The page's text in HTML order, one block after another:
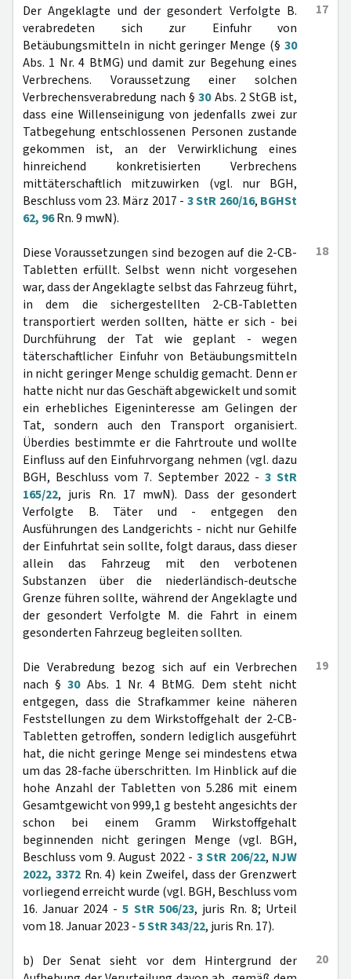
17
Der Angeklagte und der gesondert Verfolgte B.
verabredeten sich zur Einfuhr von
Betäubungsmitteln in nicht geringer Menge (§ 30
Abs. 1 Nr. 4 BtMG) und damit zur Begehung eines
Verbrechens. Voraussetzung einer solchen
Verbrechensverabredung nach §30Abs. 2 StGB ist,
dass eine Willenseinigung von jedenfalls zwei zur
Tatbegehung entschlossenen Personen zustande
gekommen ist, an der Verwirklichung eines
hinreichend konkretisierten Verbrechens
mittäterschaftlich mitzuwirken (vgl. nur BGH,
Beschluss vom 23. März 2017 - 3 StR 260/16, BGHSt
62, 96Rn. 9 mwN).
18
Diese Voraussetzungen sind bezogen auf die 2-CB-
Tabletten erfüllt. Selbst wenn nicht vorgesehen
war, dass der Angeklagte selbst das Fahrzeug führt,
in dem die sichergestellten 2-CB-Tabletten
transportiert werden sollten, hätte er sich - bei
Durchführung der Tat wie geplant - wegen
täterschaftlicher Einfuhr von Betäubungsmitteln
in nicht geringer Menge schuldig gemacht. Denn er
hatte nicht nur das Geschäft abgewickelt und somit
ein erhebliches Eigeninteresse am Gelingen der
Tat, sondern auch den Transport organisiert.
Überdies bestimmte er die Fahrtroute und wollte
Einfluss auf den Einfuhrvorgang nehmen (vgl. dazu
BGH, Beschluss vom 7. September 2022 - 3 StR
165/22, juris Rn. 17 mwN). Dass der gesondert
Verfolgte B. Täter und - entgegen den
Ausführungen des Landgerichts - nicht nur Gehilfe
der Einfuhrtat sein sollte, folgt daraus, dass dieser
allein das Fahrzeug mit den verbotenen
Substanzen über die niederländisch-deutsche
Grenze führen sollte, während der Angeklagte und
der gesondert Verfolgte M. die Fahrt in einem
gesonderten Fahrzeug begleiten sollten.
19
Die Verabredung bezog sich auf ein Verbrechen
nach §30Abs. 1 Nr. 4 BtMG. Dem steht nicht
entgegen, dass die Strafkammer keine näheren
Feststellungen zu dem Wirkstoffgehalt der 2-CB-
Tabletten getroffen, sondern lediglich ausgeführt
hat, die nicht geringe Menge sei mindestens etwa
um das 28-fache überschritten. Im Hinblick auf die
hohe Anzahl der Tabletten von 5.286 mit einem
Gesamtgewicht von 999,1 g besteht angesichts der
schon bei einem Gramm Wirkstoffgehalt
beginnenden nicht geringen Menge (vgl. BGH,
Beschluss vom 9. August 2022 - 3 StR 206/22, NJW
2022, 3372Rn. 4) kein Zweifel, dass der Grenzwert
vorliegend erreicht wurde (vgl. BGH, Beschluss vom
16. Januar 2024 -5 StR 506/23, juris Rn. 8; Urteil
vom 18. Januar 2023 -5 StR 343/22, juris Rn. 17).
20
b) Der Senat sieht vor dem Hintergrund der